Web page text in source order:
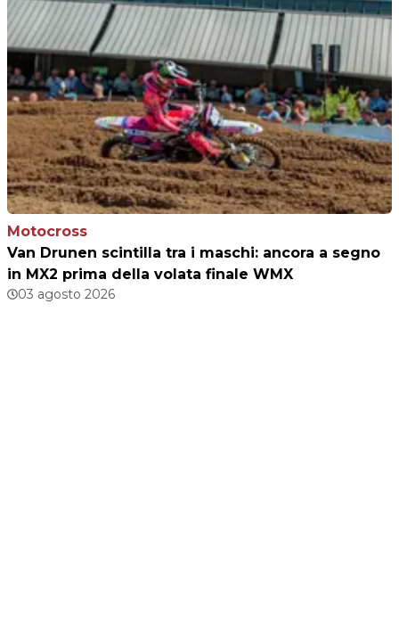
Motocross
Van Drunen scintilla tra i maschi: ancora a segno
in MX2 prima della volata finale WMX
03 agosto 2026